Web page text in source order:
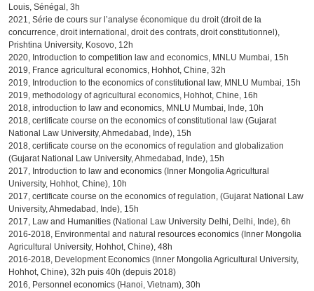
Louis, Sénégal, 3h
2021, Série de cours sur l’analyse économique du droit (droit de la
concurrence, droit international, droit des contrats, droit constitutionnel),
Prishtina University, Kosovo, 12h
2020, Introduction to competition law and economics, MNLU Mumbai, 15h
2019, France agricultural economics, Hohhot, Chine, 32h
2019, Introduction to the economics of constitutional law, MNLU Mumbai, 15h
2019, methodology of agricultural economics, Hohhot, Chine, 16h
2018, introduction to law and economics, MNLU Mumbai, Inde, 10h
2018, certificate course on the economics of constitutional law (Gujarat
National Law University, Ahmedabad, Inde), 15h
2018, certificate course on the economics of regulation and globalization
(Gujarat National Law University, Ahmedabad, Inde), 15h
2017, Introduction to law and economics (Inner Mongolia Agricultural
University, Hohhot, Chine), 10h
2017, certificate course on the economics of regulation, (Gujarat National Law
University, Ahmedabad, Inde), 15h
2017, Law and Humanities (National Law University Delhi, Delhi, Inde), 6h
2016-2018, Environmental and natural resources economics (Inner Mongolia
Agricultural University, Hohhot, Chine), 48h
2016-2018, Development Economics (Inner Mongolia Agricultural University,
Hohhot, Chine), 32h puis 40h (depuis 2018)
2016, Personnel economics (Hanoi, Vietnam), 30h